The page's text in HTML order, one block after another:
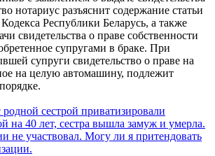
нотариус разъяснит содержание статьи
Республики Беларусь, а также
свидетельства о праве собственности
супругами в браке. При
супруги свидетельство о праве на
на целую автомашину, подлежит
сестрой приватизировали
на 40 лет, сестра вышла замуж и умерла.
не участвовал. Могу ли я притендовать